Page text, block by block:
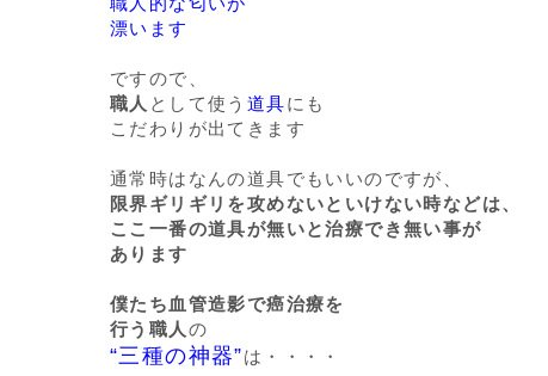
漂います
ですので、
職人 として使う 道具にも
こだわりが出てきます
通常時はなんの道具でもいいのですが、
限界ギリギリを攻めないといけない時などは、
ここ一番の道具が無いと治療でき無い事が
あります
僕たち血管造影で癌治療を
行う職人 の
“三種の神器”は・・・・